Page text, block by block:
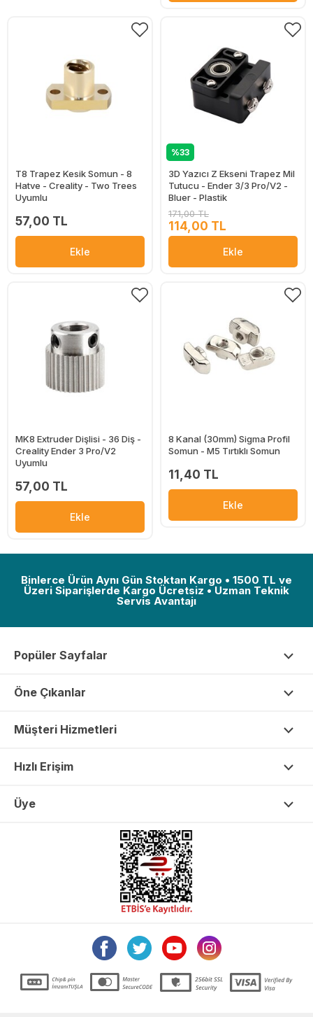
T8 Trapez Kesik Somun - 8
Hatve - Creality - Two Trees
Uyumlu
57,00 TL
Ekle
%33
3D Yazıcı Z Ekseni Trapez Mil
Tutucu - Ender 3/3 Pro/V2 -
Bluer - Plastik
171,00 TL
114,00 TL
Ekle
MK8 Extruder Dişlisi - 36 Diş -
Creality Ender 3 Pro/V2
Uyumlu
57,00 TL
Ekle
8 Kanal (30mm) Sigma Profil
Somun - M5 Tırtıklı Somun
11,40 TL
Ekle
Binlerce Ürün Aynı Gün Stoktan Kargo • 1500 TL ve
Üzeri Siparişlerde Kargo Ücretsiz • Uzman Teknik
Servis Avantajı
Popüler Sayfalar
Öne Çıkanlar
Müşteri Hizmetleri
Hızlı Erişim
Üye